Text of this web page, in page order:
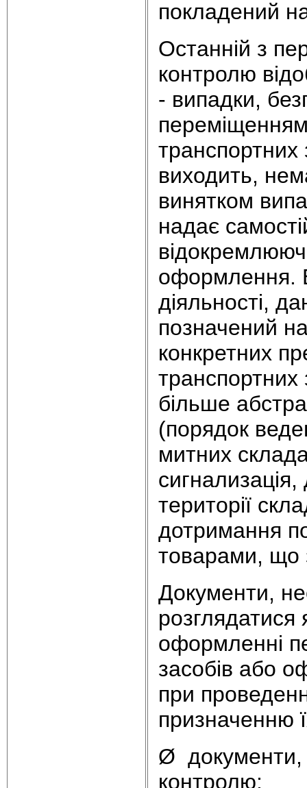
покладений
Останній з
контролю
- випадки,
транспортних
виходить,
винятком
надає
оформлення.
діяльності,
позначений
конкретних
більше
(порядок
митних
території
дотримання
товарами, що
Документи,
оформленні
засобів або
при
призначенню
Ø документи,
контролю;